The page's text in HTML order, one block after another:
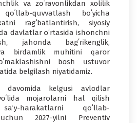
va zoʻravonlikdan xolilik
quvvatlash boʻyicha
ragʻbatlantirish, siyosiy
davlatlar oʻrtasida ishonchni
jahonda bagʻrikenglik,
birdamlik muhitini qaror
bosh ustuvor
belgilash niyatidamiz.
davomida kelgusi avlodlar
mojarolarni hal qilish
harakatlarni qoʻllab-
2027-yilni Preventiv